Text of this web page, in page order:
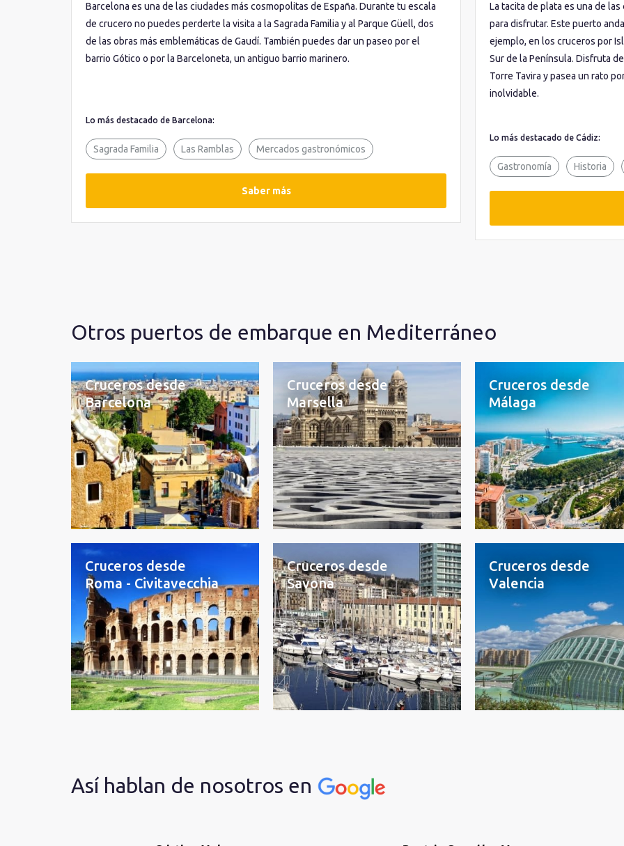
Barcelona es una de las ciudades más cosmopolitas de España. Durante tu escala
de crucero no puedes perderte la visita a la Sagrada Familia y al Parque Güell, dos
de las obras más emblemáticas de Gaudí. También puedes dar un paseo por el
barrio Gótico o por la Barceloneta, un antiguo barrio marinero.
Lo más destacado de Barcelona:
Sagrada Familia Las Ramblas Mercados gastronómicos
Saber más
La tacita de plata es una de
para disfrutar. Este puerto
ejemplo, en los cruceros por
Sur de la Península. Disfruta
Torre Tavira y pasea un rato
inolvidable.
Lo más destacado de Cádiz:
Gastronomía Historia
Otros puertos de embarque en Mediterráneo
Cruceros desde
Barcelona
Cruceros desde
Marsella
Cruceros desde
Málaga
Cruceros desde
Roma - Civitavecchia
Cruceros desde
Savona
Cruceros desde
Valencia
Así hablan de nosotros en